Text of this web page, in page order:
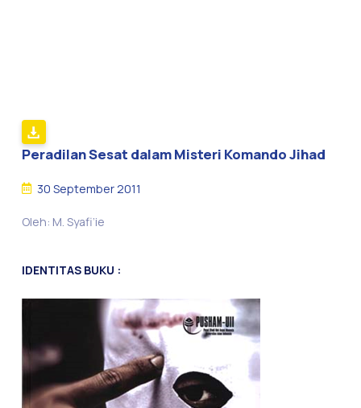
Peradilan Sesat dalam Misteri Komando Jihad
30 September 2011
Oleh: M. Syafi’ie
IDENTITAS BUKU :